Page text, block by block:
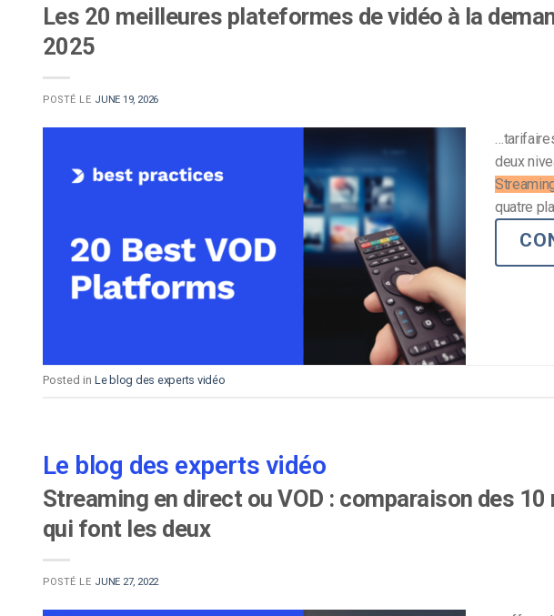
Les 20 meilleures plateformes de vidéo à la
2025
POSTÉ LE JUNE 19, 2026
deux
quatre
Posted in Le blog des experts vidéo
Le blog des experts vidéo
Streaming en direct ou VOD : comparaison des
qui font les deux
POSTÉ LE JUNE 27, 2022